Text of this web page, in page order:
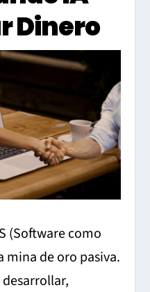
Dinero
(Software como
mina de oro pasiva.